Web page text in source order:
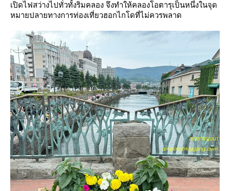
เปิดไฟสว่างไปทั่วทั้งริมคลอง จึงทำให้คลองโอตารุเป็นหนึ่งในจุด
หมายปลายทางการท่องเที่ยวฮอกไกโดที่ไม่ควรพลาด